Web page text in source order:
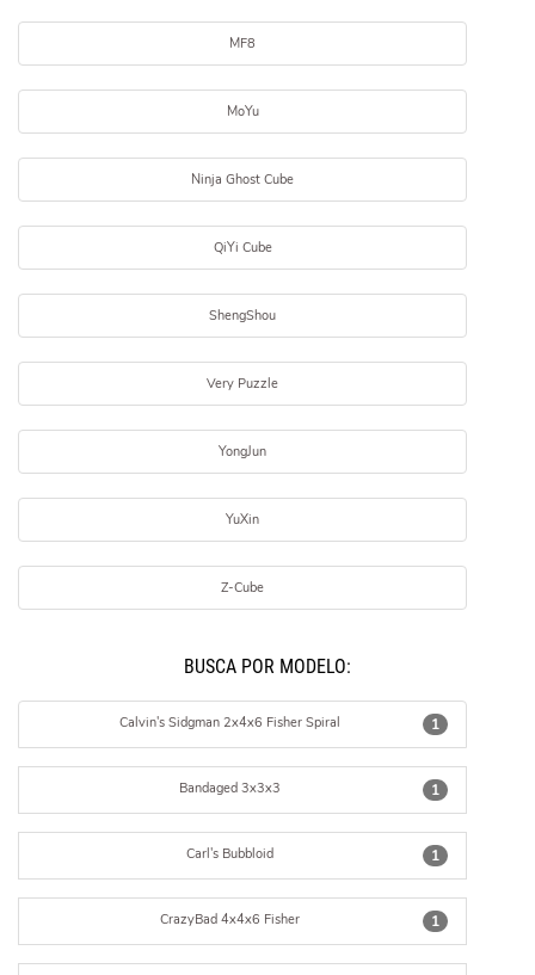
MF8
MoYu
Ninja Ghost Cube
QiYi Cube
ShengShou
Very Puzzle
YongJun
YuXin
Z-Cube
BUSCÁ POR MODELO:
1
Calvin's Sidgman 2x4x6 Fisher Spiral
1
Bandaged 3x3x3
1
Carl's Bubbloid
1
CrazyBad 4x4x6 Fisher